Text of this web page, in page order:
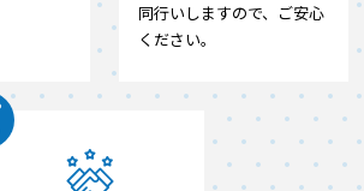
同行いしますので、ご安心
ください。